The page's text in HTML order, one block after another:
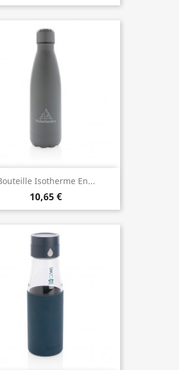
Isotherme En...
10,65 €